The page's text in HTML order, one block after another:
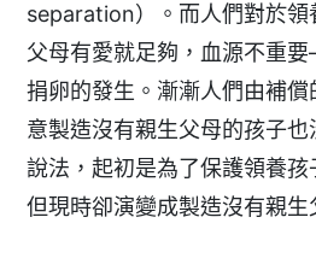
separation）。而人們對於
父母有愛就足夠，血源不重
捐卵的發生。漸漸人們由補償
意製造沒有親生父母的孩子
說法，起初是為了保護領養孩
但現時卻演變成製造沒有親生